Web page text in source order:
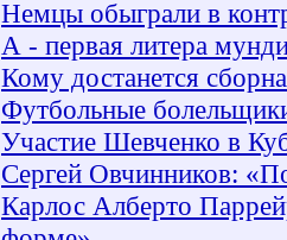
Немцы обыграли в
А - первая литера
Кому достанется
Футбольные
Участие Шевченко в
Сергей Овчинников:
Карлос Алберто